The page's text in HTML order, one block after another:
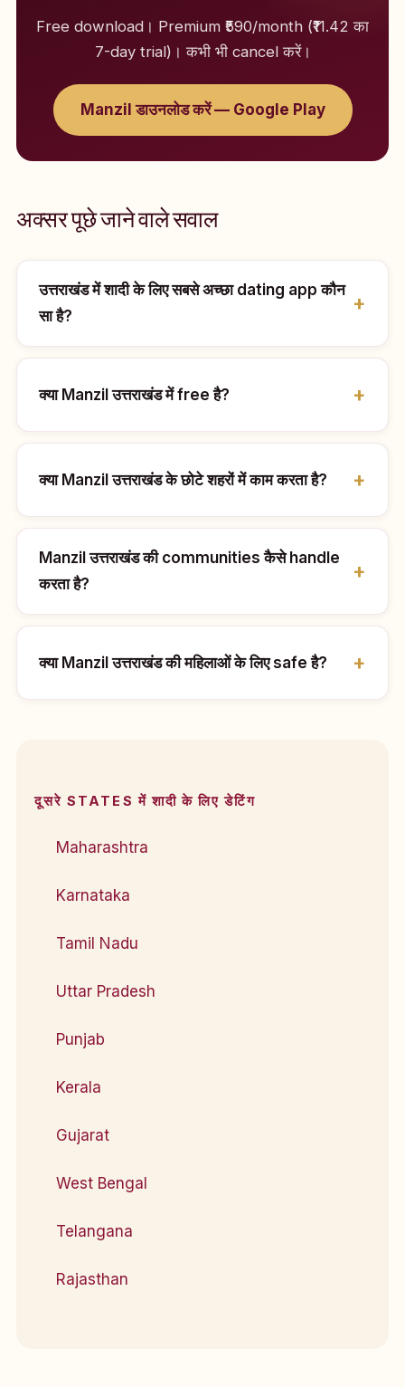
Free download। Premium ₹590/month (₹11.42 का
7-day trial)। कभी भी cancel करें।
Manzil डाउनलोड करें — Google Play
अक्सर पूछे जाने वाले सवाल
उत्तराखंड में शादी के लिए सबसे अच्छा dating app कौन
सा है?
क्या Manzil उत्तराखंड में free है?
क्या Manzil उत्तराखंड के छोटे शहरों में काम करता है?
Manzil उत्तराखंड की communities कैसे handle
करता है?
क्या Manzil उत्तराखंड की महिलाओं के लिए safe है?
दूसरे STATES में शादी के लिए डेटिंग
Maharashtra
Karnataka
Tamil Nadu
Uttar Pradesh
Punjab
Kerala
Gujarat
West Bengal
Telangana
Rajasthan